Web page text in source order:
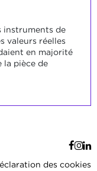
instruments de
valeurs réelles
en majorité
la pièce de
des cookies